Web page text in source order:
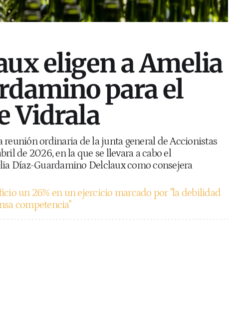
eligen a Amelia
para el
Vidrala
reunión ordinaria de la junta general de Accionistas
de 2026, en la que se llevara a cabo el
Díaz-Guardamino Delclaux como consejera
un 26% en un ejercicio marcado por "la debilidad
competencia"